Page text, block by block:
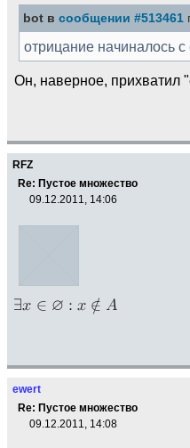
bot в сообщении #513461
отрицание начиналось с
Он, наверное, прихватил
RFZ
Re: Пустое множество
09.12.2011, 14:06
ewert
Re: Пустое множество
09.12.2011, 14:08